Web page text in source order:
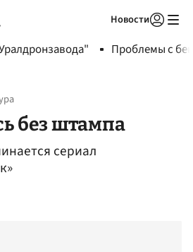
Новости
Проблемы с
без штампа
сериал